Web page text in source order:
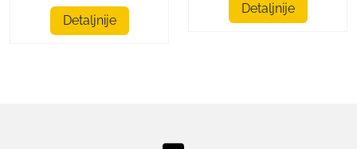
Detaljnije
Detaljnije